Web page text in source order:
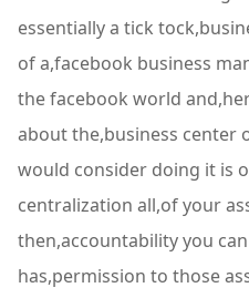
essentially a tick
of a,facebook business
the facebook world
about the,business center
would consider doing it is
centralization all,of your
then,accountability you
has,permission to those